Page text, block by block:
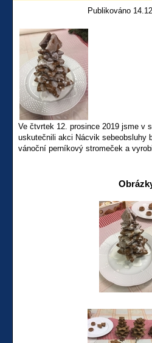
Publikováno
Ve čtvrtek 12. prosince 2019 jsme v
uskutečnili akci Nácvik sebeobsluhy
vánoční perníkový stromeček a